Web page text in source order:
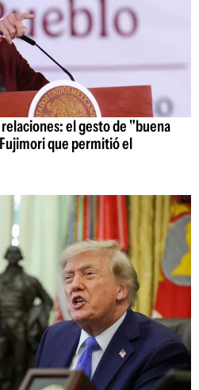
el gesto de "buena
que permitió el